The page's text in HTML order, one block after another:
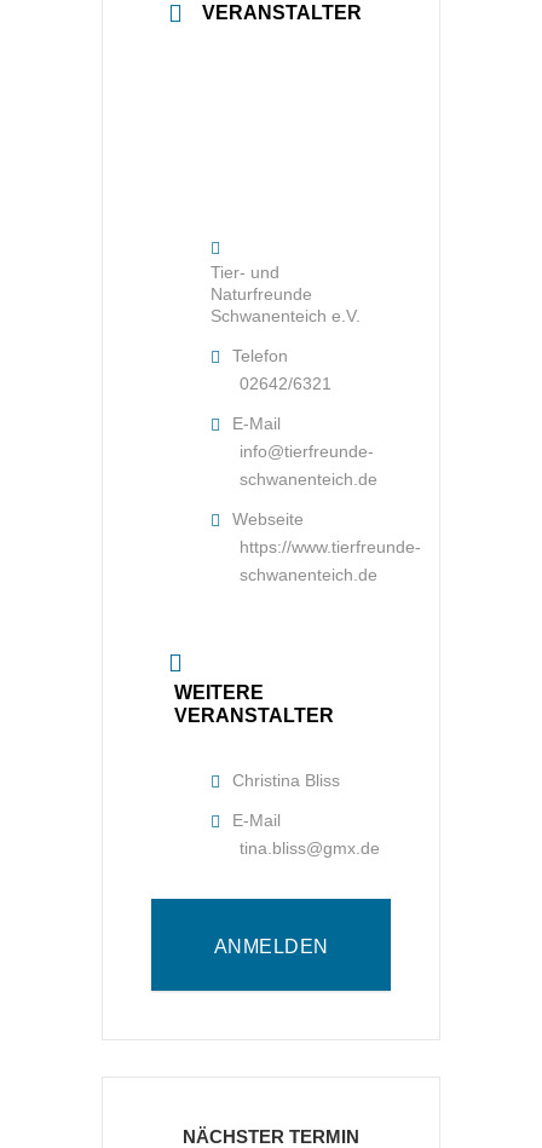
VERANSTALTER
Tier- und
Naturfreunde
Schwanenteich e.V.
Telefon
02642/6321
E-Mail
info@tierfreunde-
schwanenteich.de
Webseite
https://www.tierfreunde-
schwanenteich.de
WEITERE
VERANSTALTER
Christina Bliss
E-Mail
tina.bliss@gmx.de
ANMELDEN
NÄCHSTER TERMIN